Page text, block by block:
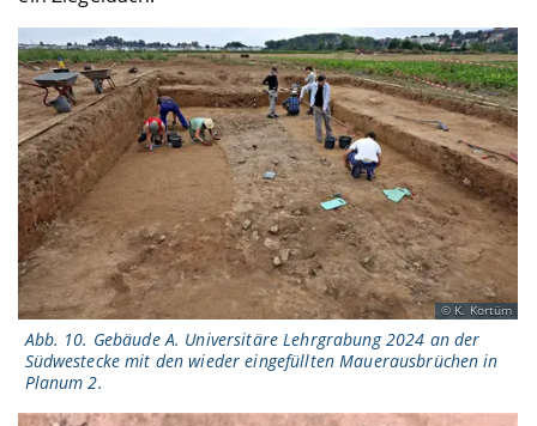
K. Kortüm
Abb. 10. Gebäude A. Universitäre Lehrgrabung 2024 an der
Südwestecke mit den wieder eingefüllten Mauerausbrüchen in
Planum 2.